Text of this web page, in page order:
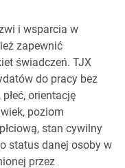
i wsparcia w
zapewnić
świadczeń. TJX
do pracy bez
orientację
poziom
stan cywilny
status danej osoby w
przez